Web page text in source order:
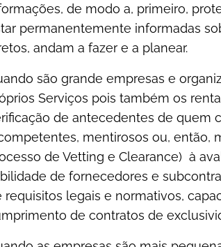
de modo a, primeiro,
permanentemente informadas
andam a fazer e a planear.
são grande empresas e
Serviços pois também os
de antecedentes de quem
mentirosos ou, então,
de Vetting e Clearance) à
de fornecedores e
requisitos legais e normativos,
de contratos de